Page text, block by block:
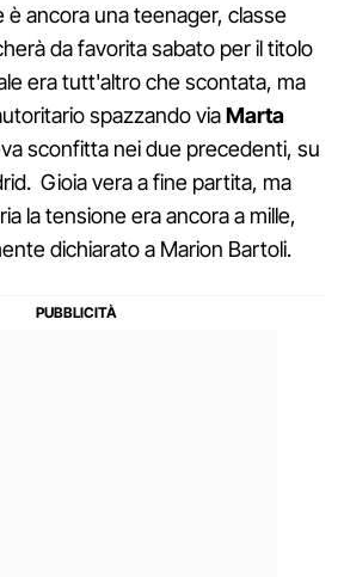
ancora una teenager, classe
da favorita sabato per il titolo
era tutt'altro che scontata, ma
spazzando viaMarta
sconfitta nei due precedenti, su
Gioia vera a fine partita, ma
la tensione era ancora a mille,
dichiarato a Marion Bartoli.